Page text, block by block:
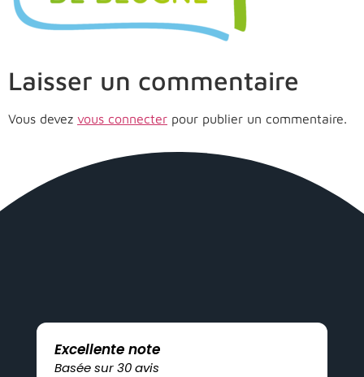
Laisser un commentaire
Vous devez vous connecter pour publier un commentaire.
Excellente note
Basée sur 30 avis